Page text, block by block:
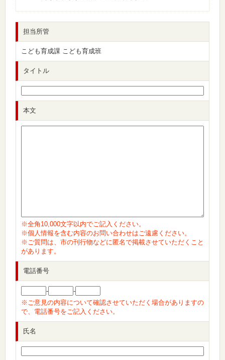
担当所管
こども育成課 こども育成班
タイトル
本文
※全角10,000文字以内でご記入ください。
※個人情報を含む内容のお問い合わせはご遠慮ください。
※ご質問は、市の刊行物などに匿名で掲載させていただくこと
があります。
電話番号
-
-
※ご意見の内容について確認させていただく場合がありますの
で、電話番号をご記入ください。
氏名